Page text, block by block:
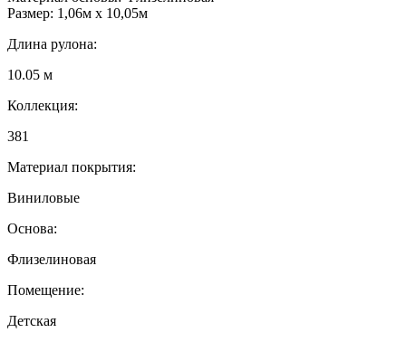
Размер: 1,06м х 10,05м
Длина рулона:
10.05 м
Коллекция:
381
Материал покрытия:
Виниловые
Основа:
Флизелиновая
Помещение:
Детская